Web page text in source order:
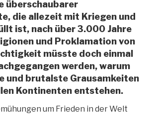
überschaubarer
die allezeit mit Kriegen und
ist, nach über 3.000 Jahre
und Proklamation von
müsste doch einmal
werden, warum
und brutalste Grausamkeiten
Kontinenten entstehen.
um Frieden in der Welt